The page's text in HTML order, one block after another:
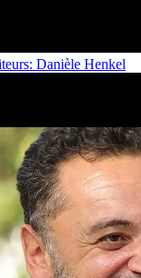
Danièle Henkel